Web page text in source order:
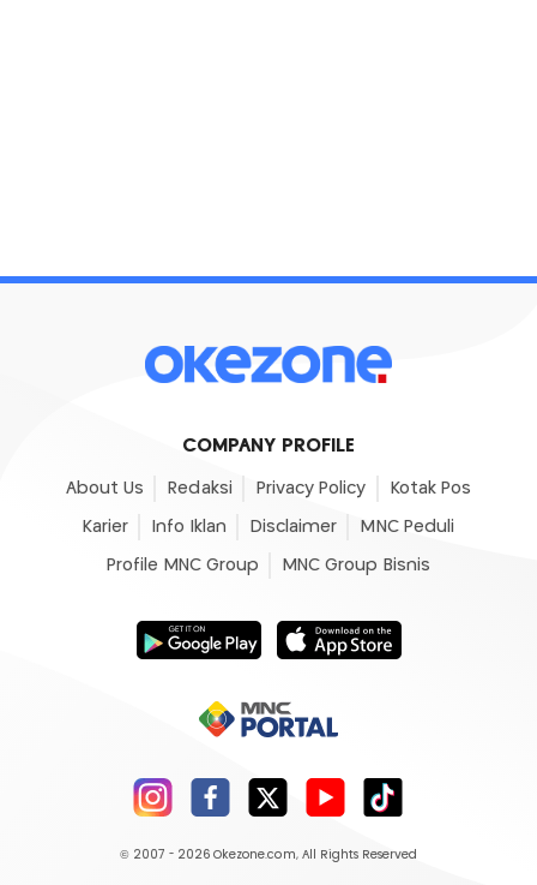
COMPANY PROFILE
About Us Redaksi Privacy Policy Kotak Pos
Karier Info Iklan Disclaimer MNC Peduli
Profile MNC Group MNC Group Bisnis
© 2007 - 2026 Okezone.com, All Rights Reserved